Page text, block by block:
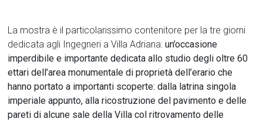
La mostra è il particolarissimo contenitore per la tre giorni
dedicata agli Ingegneri a Villa Adriana:un’occasione
imperdibile e importante dedicata allo studio degli oltre 60
ettari dell’area monumentale di proprietà dell’erario che
hanno portato a importanti scoperte: dalla latrina singola
imperiale appunto, alla ricostruzione del pavimento e delle
pareti di alcune sale della Villa col ritrovamento delle